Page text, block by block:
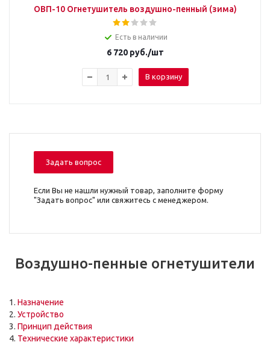
ОВП-10 Огнетушитель воздушно-пенный (зима)
Есть в наличии
6 720 руб./шт
В корзину
Задать вопрос
Если Вы не нашли нужный товар, заполните форму
"Задать вопрос" или свяжитесь с менеджером.
Воздушно-пенные огнетушители
1. Назначение
2. Устройство
3. Принцип действия
4. Технические характеристики